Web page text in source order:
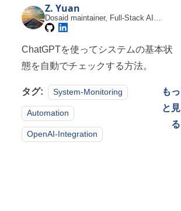
Z. Yuan
Dosaid maintainer, Full-Stack AI
Engineer
ChatGPTを使ってシステムの基本状
態を自動でチェックする方法。
タグ: System-Monitoring
Automation
OpenAI-Integration
もっ
と見
る